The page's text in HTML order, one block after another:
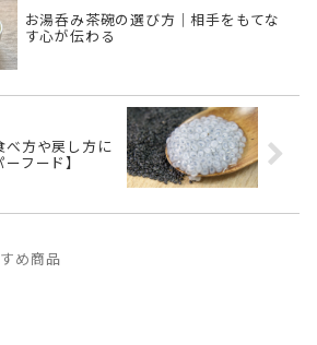
お湯呑み茶碗の選び方｜相手をもてな
す心が伝わる
べ方や戻し方に
フード】
め商品